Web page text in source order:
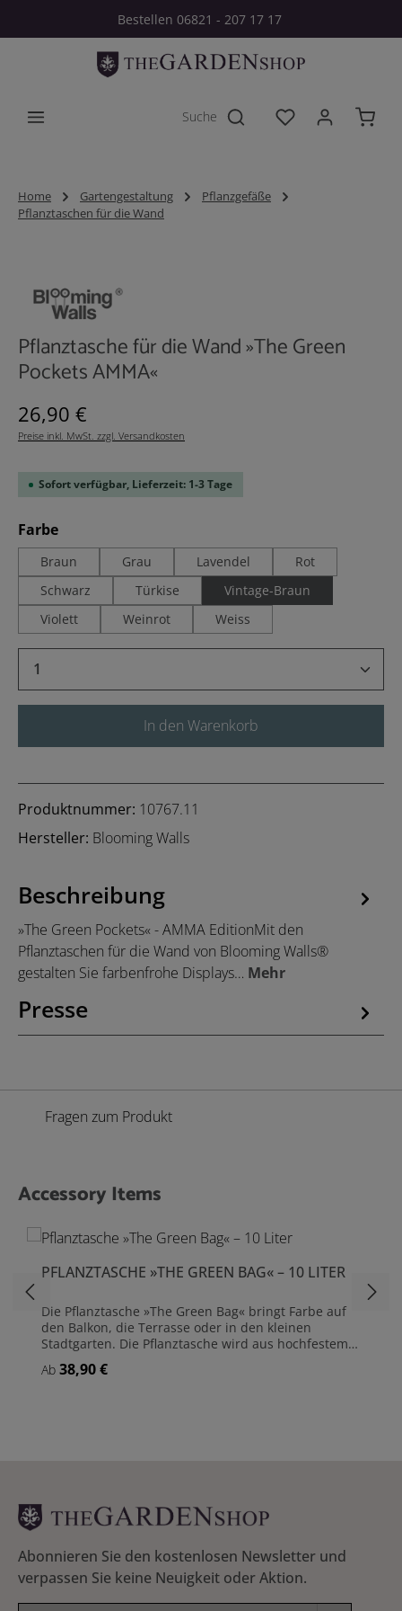
Zum Hauptinhalt springenBestellen 06821 - 207 17 17
Du hast 0
Home Gartengestaltung
Pflanzgefäße
Pflanztaschen für die Wand
Pflanztasche für die Wand »The Green
Pockets AMMA«
Regulärer Preis:
26,90 €
Preise inkl. MwSt. zzgl. Versandkosten
Sofort verfügbar, Lieferzeit: 1-3 Tage
Farbeauswählen
Braun Grau Lavendel
Rot
Schwarz
Türkise
Vintage-Braun
Violett
Weinrot Weiss
Produkt Anzahl: Gib den gewünschten
In den Warenkorb
Produktnummer: 10767.11
Hersteller: Blooming Walls
Beschreibung
»The Green Pockets« - AMMA EditionMit den
Pflanztaschen für die Wand von Blooming Walls®
gestalten Sie farbenfrohe Displays… Mehr
Presse
Fragen zum Produkt
Produktgalerie überspringen
Accessory Items
PFLANZTASCHE »THE GREEN BAG« – 10 LITER
Die Pflanztasche »The Green Bag« bringt Farbe auf
den Balkon, die Terrasse oder in den kleinen
Stadtgarten. Die Pflanztasche wird aus hochfestem
High-Quality Polyester gefertigt, ist UV-resistent,
reißfest und unempfindlich gegen hohe
in attraktiver 'Blooming Walls' - Box
Regulärer Preis:
Ab 38,90 €
Abonnieren Sie den kostenlosen Newsletter und
verpassen Sie keine Neuigkeit oder Aktion.